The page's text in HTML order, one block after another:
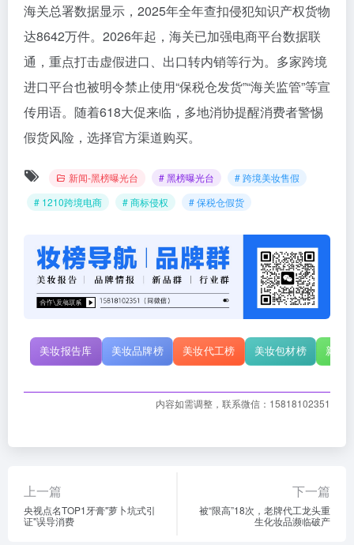
海关总署数据显示，2025年全年查扣侵犯知识产权货物
达8642万件。2026年起，海关已加强电商平台数据联
通，重点打击虚假进口、出口转内销等行为。多家跨境
进口平台也被明令禁止使用“保税仓发货”“海关监管”等宣
传用语。随着618大促来临，多地消协提醒消费者警惕
假货风险，选择官方渠道购买。
新闻-黑榜曝光台 # 黑榜曝光台
# 跨境美妆售假
# 1210跨境电商
# 商标侵权 # 保税仓假货
美妆报告库 美妆品牌榜 美妆代工榜 美妆包材榜 新原
内容如需调整，联系微信：15818102351
上一篇
央视点名TOP1牙膏"萝卜坑式引
证"误导消费
下一篇
被“限高”18次，老牌代工龙头重
生化妆品濒临破产